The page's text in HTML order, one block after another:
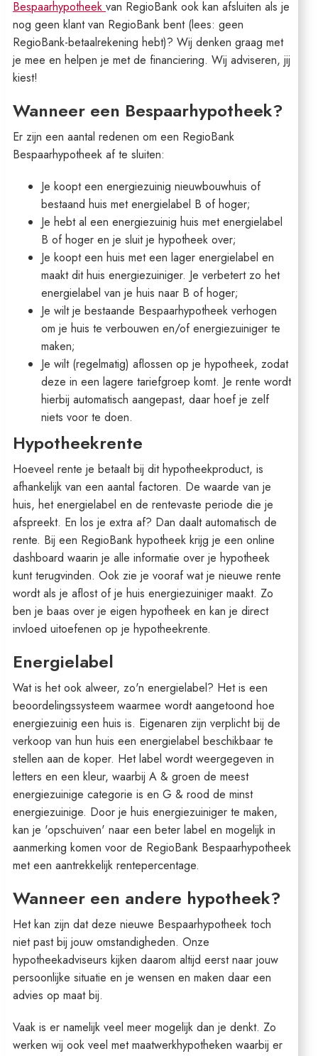
Bespaarhypotheek van RegioBank ook kan afsluiten als je
nog geen klant van RegioBank bent (lees: geen
RegioBank-betaalrekening hebt)? Wij denken graag met
je mee en helpen je met de financiering. Wij adviseren, jij
kiest!
Wanneer een Bespaarhypotheek?
Er zijn een aantal redenen om een RegioBank
Bespaarhypotheek af te sluiten:
Je koopt een energiezuinig nieuwbouwhuis of
bestaand huis met energielabel B of hoger;
Je hebt al een energiezuinig huis met energielabel
B of hoger en je sluit je hypotheek over;
Je koopt een huis met een lager energielabel en
maakt dit huis energiezuiniger. Je verbetert zo het
energielabel van je huis naar B of hoger;
Je wilt je bestaande Bespaarhypotheek verhogen
om je huis te verbouwen en/of energiezuiniger te
maken;
Je wilt (regelmatig) aflossen op je hypotheek, zodat
deze in een lagere tariefgroep komt. Je rente wordt
hierbij automatisch aangepast, daar hoef je zelf
niets voor te doen.
Hypotheekrente
Hoeveel rente je betaalt bij dit hypotheekproduct, is
afhankelijk van een aantal factoren. De waarde van je
huis, het energielabel en de rentevaste periode die je
afspreekt. En los je extra af? Dan daalt automatisch de
rente. Bij een RegioBank hypotheek krijg je een online
dashboard waarin je alle informatie over je hypotheek
kunt terugvinden. Ook zie je vooraf wat je nieuwe rente
wordt als je aflost of je huis energiezuiniger maakt. Zo
ben je baas over je eigen hypotheek en kan je direct
invloed uitoefenen op je hypotheekrente.
Energielabel
Wat is het ook alweer, zo'n energielabel? Het is een
beoordelingssysteem waarmee wordt aangetoond hoe
energiezuinig een huis is. Eigenaren zijn verplicht bij de
verkoop van hun huis een energielabel beschikbaar te
stellen aan de koper. Het label wordt weergegeven in
letters en een kleur, waarbij A & groen de meest
energiezuinige categorie is en G & rood de minst
energiezuinige. Door je huis energiezuiniger te maken,
kan je 'opschuiven' naar een beter label en mogelijk in
aanmerking komen voor de RegioBank Bespaarhypotheek
met een aantrekkelijk rentepercentage.
Wanneer een andere hypotheek?
Het kan zijn dat deze nieuwe Bespaarhypotheek toch
niet past bij jouw omstandigheden. Onze
hypotheekadviseurs kijken daarom altijd eerst naar jouw
persoonlijke situatie en je wensen en maken daar een
advies op maat bij.
Vaak is er namelijk veel meer mogelijk dan je denkt. Zo
werken wij ook veel met maatwerkhypotheken waarbij er